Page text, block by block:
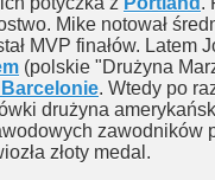
Mike notował
MVP finałów. Latem
(polskie "Drużyna
. Wtedy po
drużyna
zawodników
złoty medal.